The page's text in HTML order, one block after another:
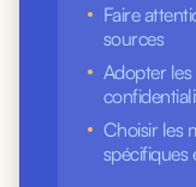
• Faire
sources
• Adopter
• Choisir les
spécifiques